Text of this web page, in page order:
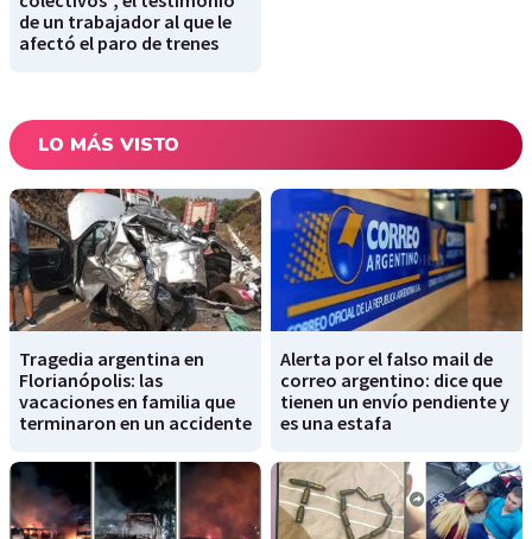
de un trabajador al que le
afectó el paro de trenes
LO MÁS VISTO
Tragedia argentina en
Florianópolis: las
vacaciones en familia que
terminaron en un accidente
Alerta por el falso mail de
correo argentino: dice que
tienen un envío pendiente y
es una estafa